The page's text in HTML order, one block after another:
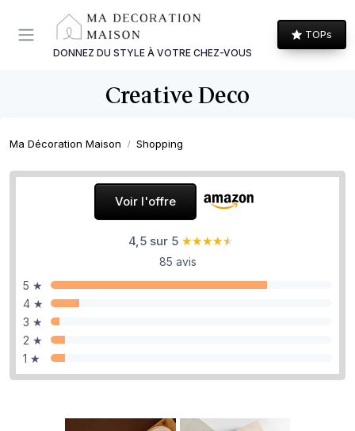
DONNEZ DU STYLE À VOTRE CHEZ-VOUS
TOPs
Creative Deco
Ma Décoration Maison Shopping
Voir l'offre
4,5 sur 5 ★★★★★
★★★★★
85 avis
5 ★
4 ★
3 ★
2 ★
1 ★
Panneau de gestion des cookies